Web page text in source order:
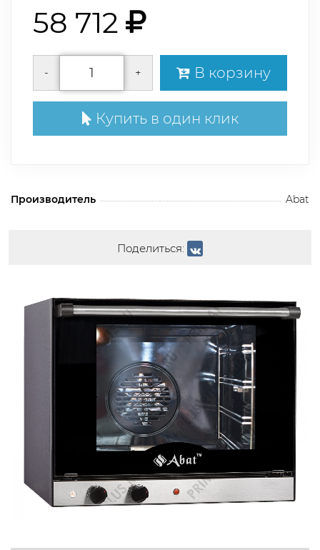
58 712
- + В корзину
Купить в один клик
Производитель Abat
Поделиться: